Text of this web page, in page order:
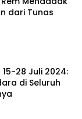
dari Tunas
28 Juli 2024:
di Seluruh